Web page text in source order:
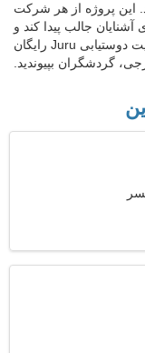
این پروژه از هر شرکت
جالب پیدا کند و
مناسب ترین جفت روح را انتخاب کند. به سایت دوستیابی Juru رایگان
گردشگران بپیوندید.